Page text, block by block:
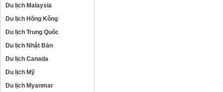
Du lịch Malaysia
Du lịch Hồng Kông
Du lịch Trung Quốc
Du lịch Nhật Bản
Du lịch Canada
Du lịch Mỹ
Du lịch Myanmar